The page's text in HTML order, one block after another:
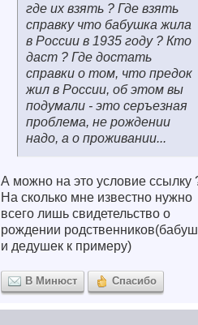
где их взять ? Где взять
справку что бабушка жила
в России в 1935 году ? Кто
даст ? Где достать
справки о том, что предок
жил в России, об этом вы
подумали - это серъезная
проблема, не рождении
надо, а о проживании...
А можно на это условие ссылку
На сколько мне известно нужно
всего лишь свидетельство о
рождении
и дедушек к примеру)
В Минюст Спасибо